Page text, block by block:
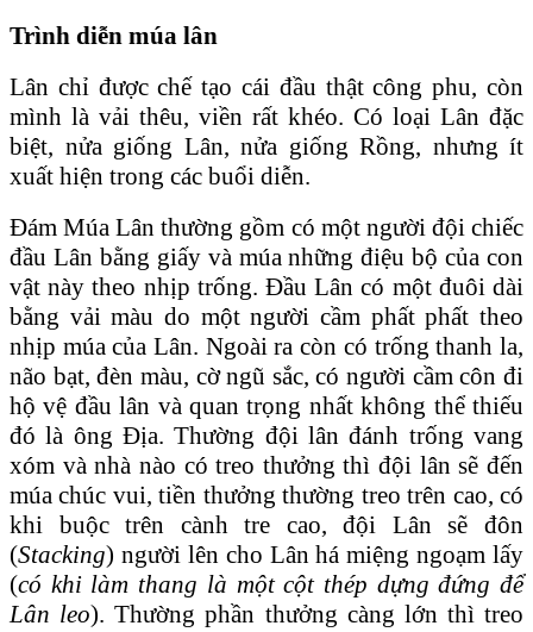
Trình diễn múa lân
Lân chỉ được chế tạo cái đầu thật công phu, còn
mình là vải thêu, viền rất khéo. Có loại Lân đặc
biệt, nửa giống Lân, nửa giống Rồng, nhưng ít
xuất hiện trong các buổi diễn.
Đám Múa Lân thường gồm có một người đội chiếc
đầu Lân bằng giấy và múa những điệu bộ của con
vật này theo nhịp trống. Đầu Lân có một đuôi dài
bằng vải màu do một người cầm phất phất theo
nhịp múa của Lân. Ngoài ra còn có trống thanh la,
não bạt, đèn màu, cờ ngũ sắc, có người cầm côn đi
hộ vệ đầu lân và quan trọng nhất không thể thiếu
đó là ông Địa. Thường đội lân đánh trống vang
xóm và nhà nào có treo thưởng thì đội lân sẽ đến
múa chúc vui, tiền thưởng thường treo trên cao, có
khi buộc trên cành tre cao, đội Lân sẽ đôn
(Stacking) người lên cho Lân há miệng ngoạm lấy
(có khi làm thang là một cột thép dựng đứng để
Lân leo). Thường phần thưởng càng lớn thì treo